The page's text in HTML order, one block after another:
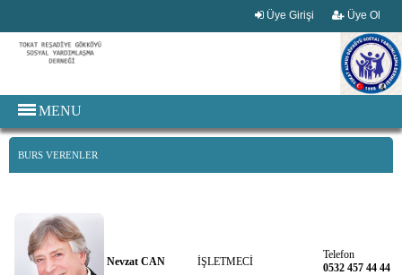
Üye Girişi Üye Ol
MENU
BURS VERENLER
Nevzat CAN İŞLETMECİ
Telefon
0532 457 44 44